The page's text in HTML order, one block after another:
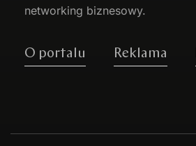
networking biznesowy.
O portalu Reklama